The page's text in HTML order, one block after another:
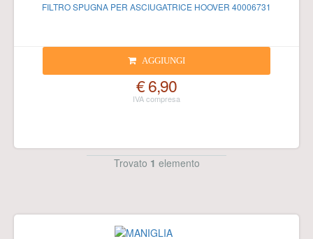
FILTRO SPUGNA PER ASCIUGATRICE HOOVER 40006731
AGGIUNGI
€ 6,90
Trovato 1 elemento